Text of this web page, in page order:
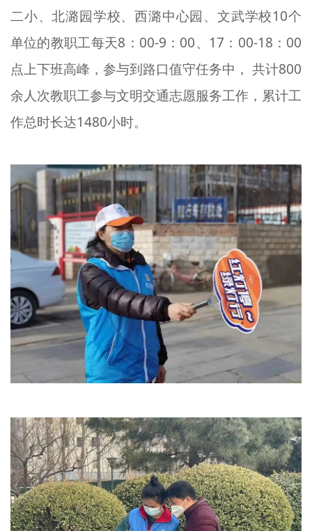
专题
资料库
+
二小、北潞园学校、西潞中心园、文武学校10个
单位的教职工每天8：00-9：00、17：00-18：00
点上下班高峰，参与到路口值守任务中， 共计800
余人次教职工参与文明交通志愿服务工作，累计工
作总时长达1480小时。